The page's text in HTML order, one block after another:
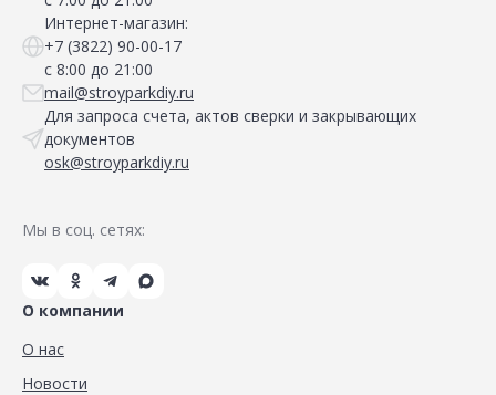
Интернет-магазин:
+7 (3822) 90-00-17
с 8:00 до 21:00
mail@stroyparkdiy.ru
Для запроса счета, актов сверки и закрывающих
документов
osk@stroyparkdiy.ru
Мы в соц. сетях:
О компании
О нас
Новости